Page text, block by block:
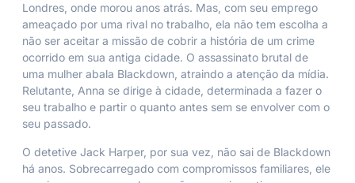
Londres, onde morou anos atrás. Mas, com seu emprego
ameaçado por uma rival no trabalho, ela não tem escolha a
não ser aceitar a missão de cobrir a história de um crime
ocorrido em sua antiga cidade. O assassinato brutal de
uma mulher abala Blackdown, atraindo a atenção da mídia.
Relutante, Anna se dirige à cidade, determinada a fazer o
seu trabalho e partir o quanto antes sem se envolver com o
seu passado.
O detetive Jack Harper, por sua vez, não sai de Blackdown
há anos. Sobrecarregado com compromissos familiares, ele